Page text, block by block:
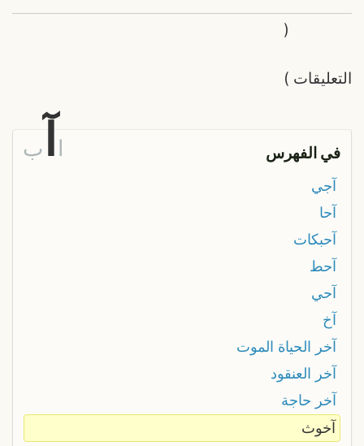
التعليقات
(
)
في الفهرس ا ب
آجي
آحا
آحبكات
آحط
آحي
آخ
آخر الحياة الموت
آخر العنقود
آخر حاجة
آخوث